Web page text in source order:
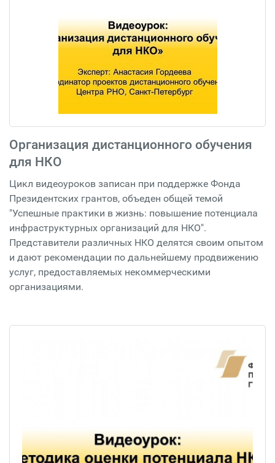
Организация дистанционного обучения
для НКО
Цикл видеоуроков записан при поддержке Фонда
Президентских грантов, объеден общей темой
"Успешные практики в жизнь: повышение потенциала
инфраструктурных организаций для НКО".
Представители различных НКО делятся своим опытом
и дают рекомендации по дальнейшему продвижению
услуг, предоставляемых некоммерческими
организациями.